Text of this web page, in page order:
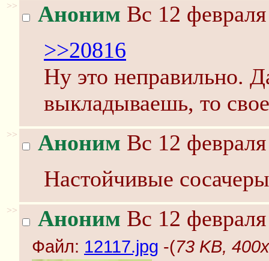
>> Аноним Вс 12
>>20816
Ну это неправильно.
выкладываешь, то
>> Аноним Вс 12
Настойчивые
>> Аноним Вс 12
Файл: 12117.jpg -(73 KB,